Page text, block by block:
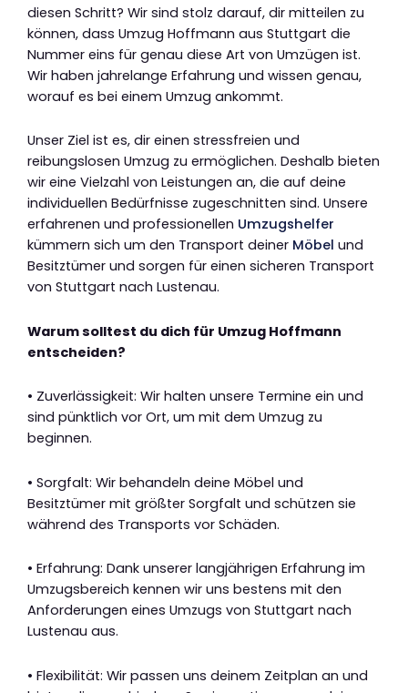
diesen Schritt? Wir sind stolz darauf, dir mitteilen zu
können, dass Umzug Hoffmann aus Stuttgart die
Nummer eins für genau diese Art von Umzügen ist.
Wir haben jahrelange Erfahrung und wissen genau,
worauf es bei einem Umzug ankommt.
Unser Ziel ist es, dir einen stressfreien und
reibungslosen Umzug zu ermöglichen. Deshalb bieten
wir eine Vielzahl von Leistungen an, die auf deine
individuellen Bedürfnisse zugeschnitten sind. Unsere
erfahrenen und professionellen Umzugshelfer
kümmern sich um den Transport deiner Möbel und
Besitztümer und sorgen für einen sicheren Transport
von Stuttgart nach Lustenau.
Warum solltest du dich für Umzug Hoffmann
entscheiden?
• Zuverlässigkeit: Wir halten unsere Termine ein und
sind pünktlich vor Ort, um mit dem Umzug zu
beginnen.
• Sorgfalt: Wir behandeln deine Möbel und
Besitztümer mit größter Sorgfalt und schützen sie
während des Transports vor Schäden.
• Erfahrung: Dank unserer langjährigen Erfahrung im
Umzugsbereich kennen wir uns bestens mit den
Anforderungen eines Umzugs von Stuttgart nach
Lustenau aus.
• Flexibilität: Wir passen uns deinem Zeitplan an und